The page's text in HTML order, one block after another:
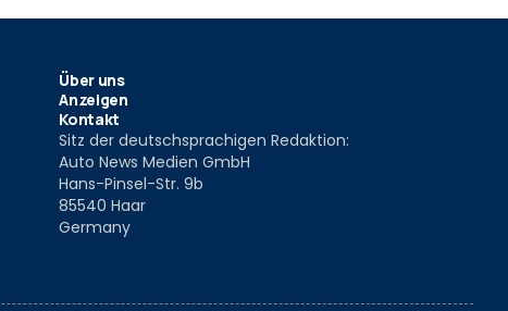
Über uns
Anzeigen
Kontakt
Sitz der deutschsprachigen Redaktion:
Auto News Medien GmbH
Hans-Pinsel-Str. 9b
85540 Haar
Germany